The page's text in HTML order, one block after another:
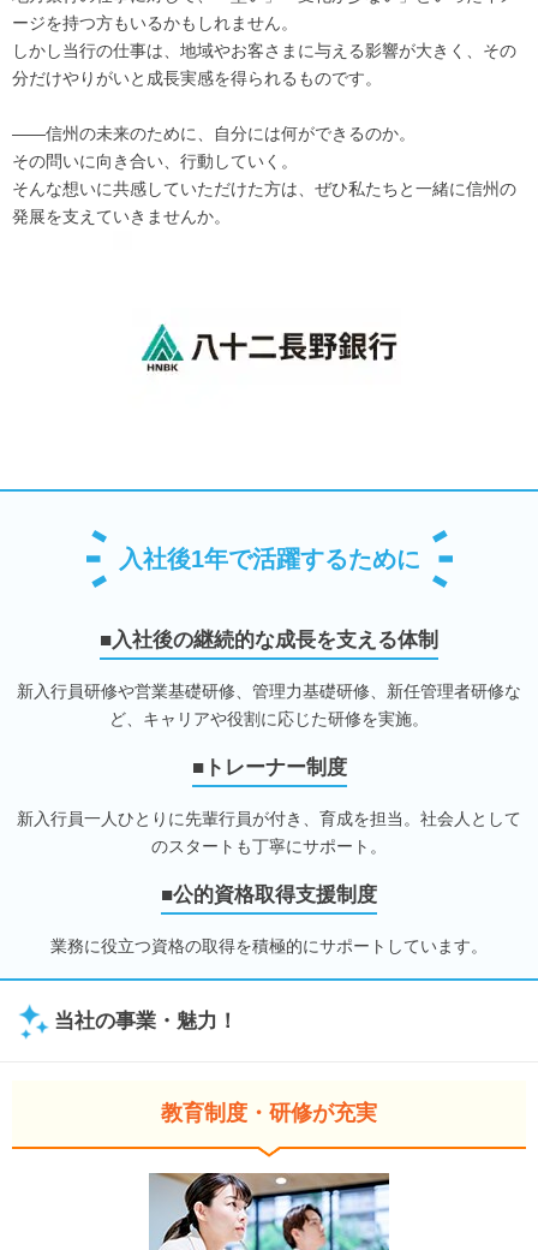
ージを持つ方もいるかもしれません。
しかし当行の仕事は、地域やお客さまに与える影響が大きく、その
分だけやりがいと成長実感を得られるものです。
――信州の未来のために、自分には何ができるのか。
その問いに向き合い、行動していく。
そんな想いに共感していただけた方は、ぜひ私たちと一緒に信州の
発展を支えていきませんか。
入社後1年で活躍するために
■入社後の継続的な成長を支える体制
新入行員研修や営業基礎研修、管理力基礎研修、新任管理者研修な
ど、キャリアや役割に応じた研修を実施。
■トレーナー制度
新入行員一人ひとりに先輩行員が付き、育成を担当。社会人として
のスタートも丁寧にサポート。
■公的資格取得支援制度
業務に役立つ資格の取得を積極的にサポートしています。
当社の事業・魅力！
教育制度・研修が充実